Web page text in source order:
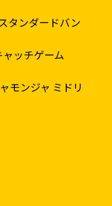
タンダードバン
ャッチゲーム
モンジャ ミドリ